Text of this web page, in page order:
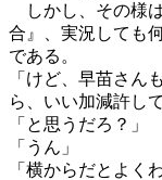
しかし、その様
合』、実況しても
である。
「けど、早苗さん
ら、いい加減許し
「と思うだろ？」
「うん」
「横からだとよく